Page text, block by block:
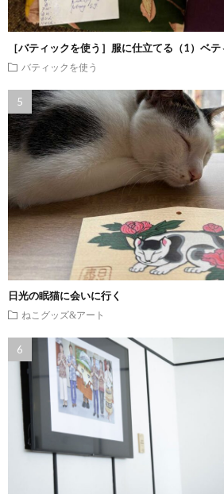
［バティックを使う］服に仕立てる（1）ベ
バティックを使う
日光の眠猫に会いに行く
ねこグッズ&アート